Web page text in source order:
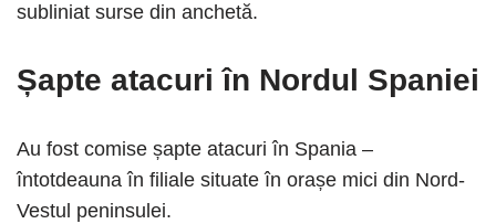
subliniat surse din anchetă.
Șapte atacuri în Nordul Spaniei
Au fost comise șapte atacuri în Spania –
întotdeauna în filiale situate în orașe mici din Nord-
Vestul peninsulei.